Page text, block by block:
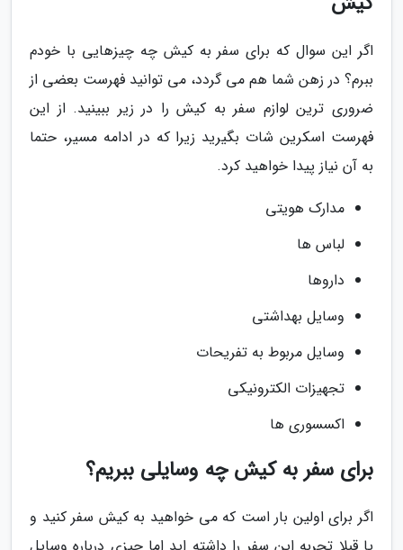
اگر این سوال که برای سفر به کیش چه چیزهایی با خودم
ببرم؟ در زهن شما هم می گردد، می توانید فهرست بعضی از
ضروری ترین لوازم سفر به کیش را در زیر ببینید. از این
فهرست اسکرین شات بگیرید زیرا که در ادامه مسیر، حتما
به آن نیاز پیدا خواهید کرد.
مدارک هویتی
لباس ها
داروها
وسایل بهداشتی
وسایل مربوط به تفریحات
تجهیزات الکترونیکی
اکسسوری ها
برای سفر به کیش چه وسایلی ببریم؟
اگر برای اولین بار است که می خواهید به کیش سفر کنید و